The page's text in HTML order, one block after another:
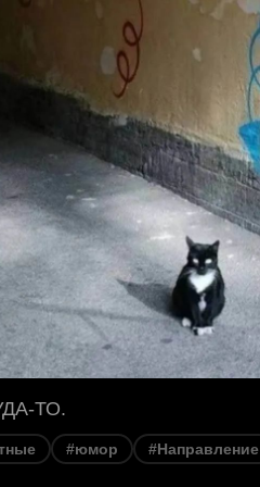
ТО.
#юмор #Направление